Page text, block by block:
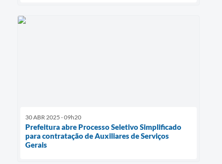
30 ABR 2025 - 09h20
Prefeitura abre Processo Seletivo Simplificado
para contratação de Auxiliares de Serviços
Gerais